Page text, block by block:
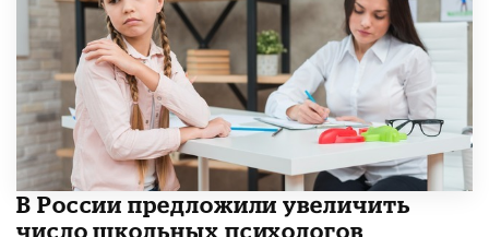
В России предложили увеличить
число школьных психологов